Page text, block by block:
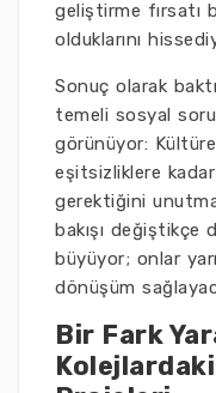
geliştirme fırsatı
olduklarını
Sonuç olarak
temeli sosyal
görünüyor:
eşitsizliklere
gerektiğini
bakışı değiştikçe
büyüyor; onlar
dönüşüm
Bir Fark